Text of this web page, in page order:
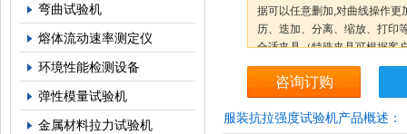
弯曲试验机
熔体流动速率测定仪
环境性能检测设备
弹性模量试验机
金属材料拉力试验机
据可以任意删加,对曲线操作更
历、迭加、分离、缩放、打印
合适夹具（特殊夹具可根据客
曲、抗弯、撕裂、剪切、刺破
咨询订购
服装抗拉强度试验机产品概述：